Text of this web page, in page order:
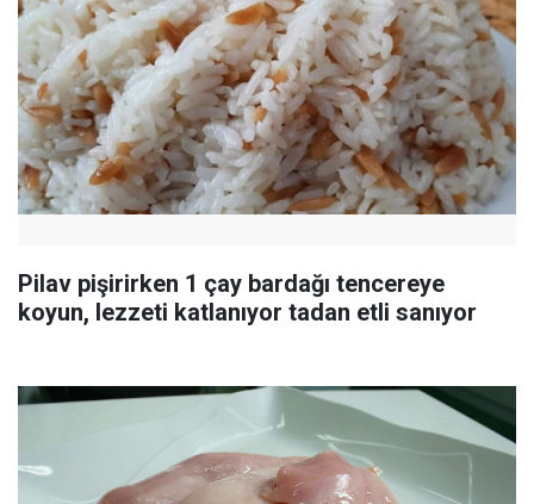
Pilav pişirirken 1 çay bardağı tencereye
koyun, lezzeti katlanıyor tadan etli sanıyor